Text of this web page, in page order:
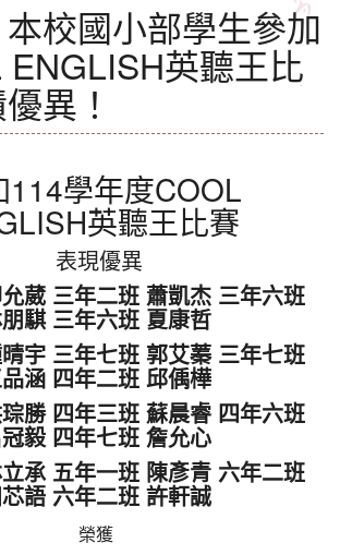
本校國小部學生參加
ENGLISH英聽王比
異！
114學年度COOL
英聽王比賽
表現優異
葳 三年二班 蕭凱杰 三年六班
騏 三年六班 夏康哲
宇 三年七班 郭艾蓁 三年七班
涵 四年二班 邱偊樺
勝 四年三班 蘇晨睿 四年六班
毅 四年七班 詹允心
承 五年一班 陳彥青 六年二班
語 六年二班 許軒誠
榮獲